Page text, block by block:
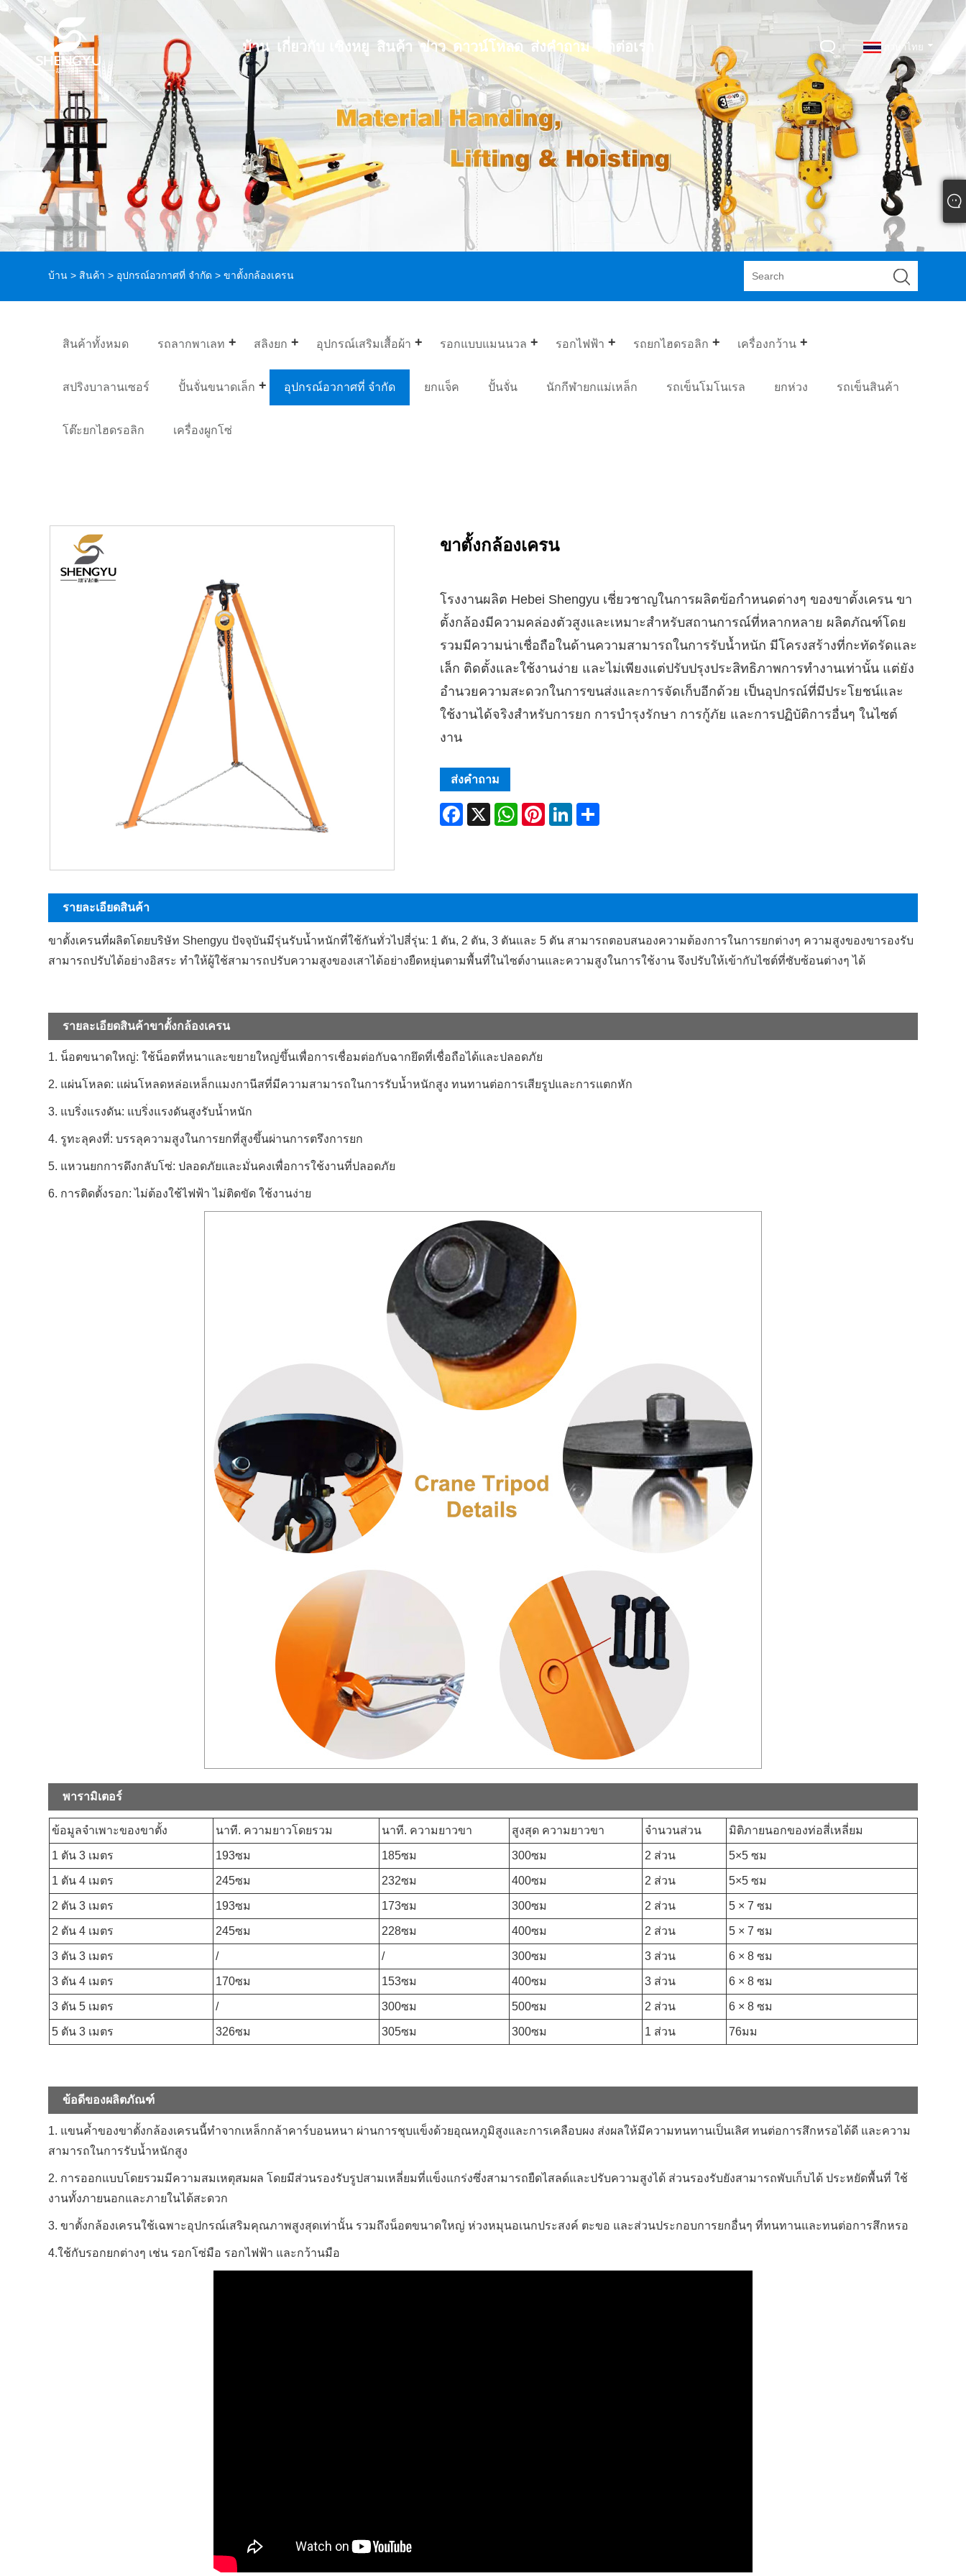
ภาษาไทย
บ้าน เกี่ยวกับ เซิงหยู สินค้า ข่าว ดาวน์โหลด ส่งคำถาม ติดต่อเรา
บ้าน > สินค้า > อุปกรณ์อวกาศที่ จำกัด > ขาตั้งกล้องเครน
สินค้าทั้งหมด รถลากพาเลท สลิงยก อุปกรณ์เสริมเสื้อผ้า รอกแบบแมนนวล รอกไฟฟ้า รถยกไฮดรอลิก เครื่องกว้าน
สปริงบาลานเซอร์ ปั้นจั่นขนาดเล็ก อุปกรณ์อวกาศที่ จำกัด ยกแจ็ค ปั้นจั่น นักกีฬายกแม่เหล็ก รถเข็นโมโนเรล ยกห่วง รถเข็นสินค้า
โต๊ะยกไฮดรอลิก เครื่องผูกโซ่
ขาตั้งกล้องเครน
โรงงานผลิต Hebei Shengyu เชี่ยวชาญในการผลิตข้อกำหนดต่างๆ ของขาตั้งเครน ขา
ตั้งกล้องมีความคล่องตัวสูงและเหมาะสำหรับสถานการณ์ที่หลากหลาย ผลิตภัณฑ์โดย
รวมมีความน่าเชื่อถือในด้านความสามารถในการรับน้ำหนัก มีโครงสร้างที่กะทัดรัดและ
เล็ก ติดตั้งและใช้งานง่าย และไม่เพียงแต่ปรับปรุงประสิทธิภาพการทำงานเท่านั้น แต่ยัง
อำนวยความสะดวกในการขนส่งและการจัดเก็บอีกด้วย เป็นอุปกรณ์ที่มีประโยชน์และ
ใช้งานได้จริงสำหรับการยก การบำรุงรักษา การกู้ภัย และการปฏิบัติการอื่นๆ ในไซต์
งาน
ส่งคำถาม
Facebook
X WhatsAppPinterestLinkedInShare
รายละเอียดสินค้า
ขาตั้งเครนที่ผลิตโดยบริษัท Shengyu ปัจจุบันมีรุ่นรับน้ำหนักที่ใช้กันทั่วไปสี่รุ่น: 1 ตัน, 2 ตัน, 3 ตันและ 5 ตัน สามารถตอบสนองความต้องการในการยกต่างๆ ความสูงของขารองรับ
สามารถปรับได้อย่างอิสระ ทำให้ผู้ใช้สามารถปรับความสูงของเสาได้อย่างยืดหยุ่นตามพื้นที่ในไซต์งานและความสูงในการใช้งาน จึงปรับให้เข้ากับไซต์ที่ซับซ้อนต่างๆ ได้
รายละเอียดสินค้าขาตั้งกล้องเครน
1. น็อตขนาดใหญ่: ใช้น็อตที่หนาและขยายใหญ่ขึ้นเพื่อการเชื่อมต่อกับฉากยึดที่เชื่อถือได้และปลอดภัย
2. แผ่นโหลด: แผ่นโหลดหล่อเหล็กแมงกานีสที่มีความสามารถในการรับน้ำหนักสูง ทนทานต่อการเสียรูปและการแตกหัก
3. แบริ่งแรงดัน: แบริ่งแรงดันสูงรับน้ำหนัก
4. รูทะลุคงที่: บรรลุความสูงในการยกที่สูงขึ้นผ่านการตรึงการยก
5. แหวนยกการดึงกลับโซ่: ปลอดภัยและมั่นคงเพื่อการใช้งานที่ปลอดภัย
6. การติดตั้งรอก: ไม่ต้องใช้ไฟฟ้า ไม่ติดขัด ใช้งานง่าย
พารามิเตอร์
ข้อมูลจำเพาะของขาตั้ง นาที. ความยาวโดยรวม นาที. ความยาวขา สูงสุด ความยาวขา จำนวนส่วน มิติภายนอกของท่อสี่เหลี่ยม
1 ตัน 3 เมตร 193ซม 185ซม 300ซม 2 ส่วน 5×5 ซม
1 ตัน 4 เมตร 245ซม 232ซม 400ซม 2 ส่วน 5×5 ซม
2 ตัน 3 เมตร 193ซม 173ซม 300ซม 2 ส่วน 5 × 7 ซม
2 ตัน 4 เมตร 245ซม 228ซม 400ซม 2 ส่วน 5 × 7 ซม
3 ตัน 3 เมตร / / 300ซม 3 ส่วน 6 × 8 ซม
3 ตัน 4 เมตร 170ซม 153ซม 400ซม 3 ส่วน 6 × 8 ซม
3 ตัน 5 เมตร / 300ซม 500ซม 2 ส่วน 6 × 8 ซม
5 ตัน 3 เมตร 326ซม 305ซม 300ซม 1 ส่วน 76มม
ข้อดีของผลิตภัณฑ์
1. แขนค้ำของขาตั้งกล้องเครนนี้ทำจากเหล็กกล้าคาร์บอนหนา ผ่านการชุบแข็งด้วยอุณหภูมิสูงและการเคลือบผง ส่งผลให้มีความทนทานเป็นเลิศ ทนต่อการสึกหรอได้ดี และความ
สามารถในการรับน้ำหนักสูง
2. การออกแบบโดยรวมมีความสมเหตุสมผล โดยมีส่วนรองรับรูปสามเหลี่ยมที่แข็งแกร่งซึ่งสามารถยืดไสลด์และปรับความสูงได้ ส่วนรองรับยังสามารถพับเก็บได้ ประหยัดพื้นที่ ใช้
งานทั้งภายนอกและภายในได้สะดวก
3. ขาตั้งกล้องเครนใช้เฉพาะอุปกรณ์เสริมคุณภาพสูงสุดเท่านั้น รวมถึงน็อตขนาดใหญ่ ห่วงหมุนอเนกประสงค์ ตะขอ และส่วนประกอบการยกอื่นๆ ที่ทนทานและทนต่อการสึกหรอ
4.ใช้กับรอกยกต่างๆ เช่น รอกโซ่มือ รอกไฟฟ้า และกว้านมือ